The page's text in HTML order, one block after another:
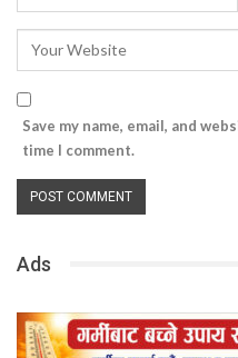
Save my name, email, and
time I comment.
Ads